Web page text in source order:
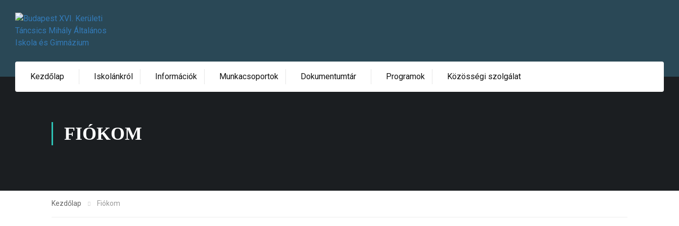
Kezdőlap Iskolánkról Információk Munkacsoportok Dokumentumtár Programok Közösségi szolgálat
FIÓKOM
Kezdőlap Fiókom